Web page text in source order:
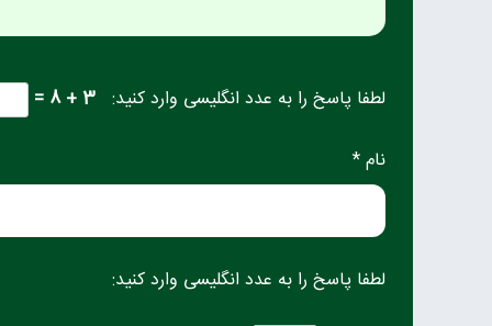
لطفا پاسخ را به عدد انگلیسی وارد کنید: 3 + 8 =
نام *
لطفا پاسخ را به عدد انگلیسی وارد کنید: